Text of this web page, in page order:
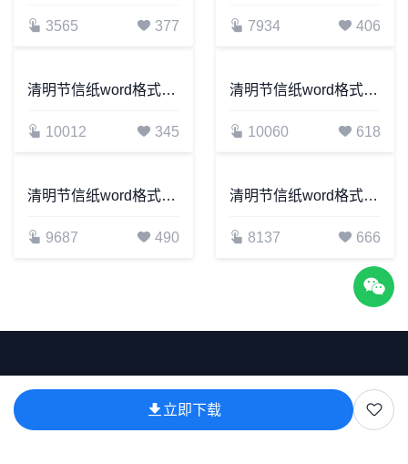
立即下载
3565 377 7934 406
清明节信纸word格式信纸背景word模板电子信纸WPS(15)
10012 345
清明节信纸word格式信纸背景word模板电子信纸WPS(4)
10060 618
清明节信纸word格式信纸背景word模板电子信纸WPS(16)
9687 490
清明节信纸word格式信纸背景word模板电子信纸WPS(17)
8137 666